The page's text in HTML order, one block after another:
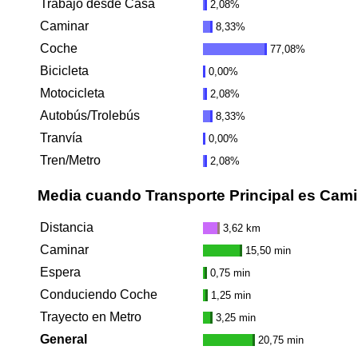
Trabajo desde Casa 2,08%
Caminar 8,33%
Coche 77,08%
Bicicleta 0,00%
Motocicleta 2,08%
Autobús/Trolebús 8,33%
Tranvía 0,00%
Tren/Metro 2,08%
Media cuando Transporte Principal es
Distancia 3,62 km
Caminar 15,50 min
Espera 0,75 min
Conduciendo Coche 1,25 min
Trayecto en Metro 3,25 min
General 20,75 min